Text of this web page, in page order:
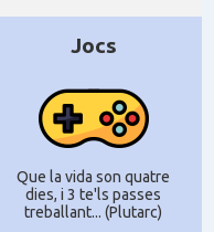
de París
d'Occitània
- Casal Jaume I
Perpinyà
Jocs
Que la vida son quatre
dies, i 3 te'ls passes
treballant... (Plutarc)